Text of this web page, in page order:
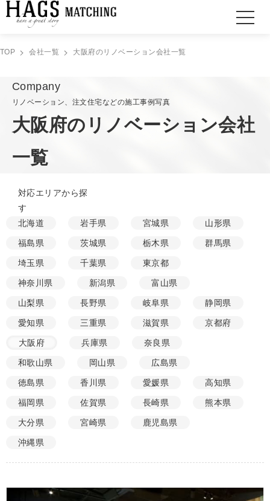
TOP 会社一覧 大阪府のリノベーション会社一覧
Company
リノベーション、注文住宅などの施工事例写真
大阪府のリノベーション会社
一覧
対応エリアから探
す
北海道
岩手県 宮城県 山形県
福島県 茨城県 栃木県 群馬県
埼玉県 千葉県 東京都
神奈川県 新潟県 富山県
山梨県 長野県 岐阜県 静岡県
愛知県 三重県 滋賀県 京都府
大阪府 兵庫県 奈良県
和歌山県 岡山県 広島県
徳島県 香川県 愛媛県 高知県
福岡県 佐賀県 長崎県 熊本県
大分県 宮崎県 鹿児島県
沖縄県